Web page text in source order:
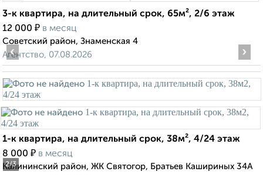
3-к квартира, на длительный срок, 65м², 2/6 этаж
12 000 ₽ в месяц
Советский район, Знаменская 4
Агентство, 07.08.2026
2/3
‹ ›
1-к квартира, на длительный срок, 38м², 4/24 этаж
8 000 ₽ в месяц
Калининский район, ЖК Святогор, Братьев Кашириных 34А